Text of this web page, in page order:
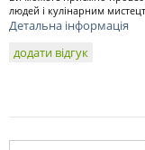
людей і кулінарним
Детальна інформація
додати відгук